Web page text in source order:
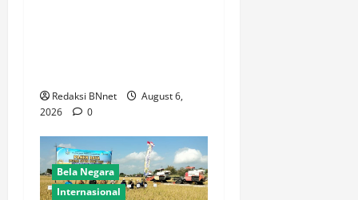
Redaksi BNnet
August 6,
2026
0
Bela Negara
Internasional